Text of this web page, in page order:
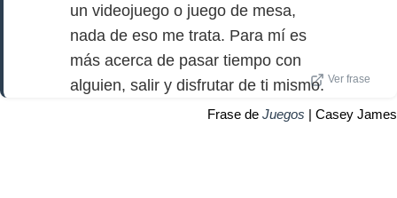
un videojuego o juego de mesa,
nada de eso me trata. Para mí es
más acerca de pasar tiempo con
alguien, salir y disfrutar de ti mismo. Ver frase
Frase de Juegos | Casey James